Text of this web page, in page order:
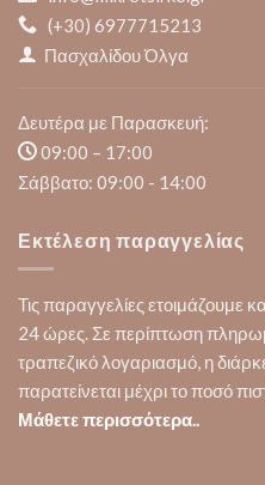
(+30) 6977715213
Πασχαλίδου Όλγα
Δευτέρα με Παρασκευή:
09:00 – 17:00
Σάββατο: 09:00 - 14:00
Εκτέλεση παραγγελίας
Τις παραγγελίες ετοιμάζουμε
24 ώρες. Σε περίπτωση
τραπεζικό λογαριασμό, η
παρατείνεται μέχρι το ποσό
Μάθετε περισσότερα..